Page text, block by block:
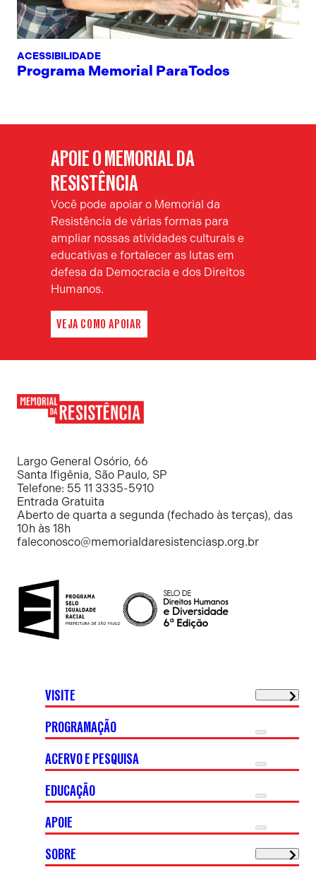
ACESSIBILIDADE
Programa Memorial ParaTodos
APOIE O MEMORIAL DA
RESISTÊNCIA
Você pode apoiar o Memorial da
Resistência de várias formas para
ampliar nossas atividades culturais e
educativas e fortalecer as lutas em
defesa da Democracia e dos Direitos
Humanos.
VEJA COMO APOIAR
Resistência
Largo General Osório, 66
Santa Ifigênia, São Paulo, SP
Telefone: 55 11 3335-5910
Entrada Gratuita
Aberto de quarta a segunda (fechado às terças), das
10h às 18h
faleconosco@memorialdaresistenciasp.org.br
VISITE
PROGRAMAÇÃO
ACERVO E PESQUISA
EDUCAÇÃO
APOIE
SOBRE